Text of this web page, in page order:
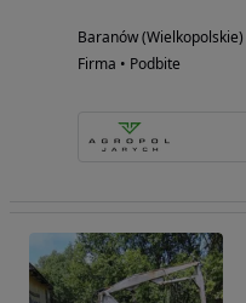
Baranów (Wielkopolskie)
Firma • Podbite